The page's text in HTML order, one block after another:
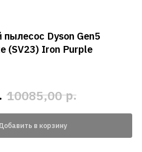
Dyson Gen5
(SV23) Iron Purple
10085,00 р.
в корзину